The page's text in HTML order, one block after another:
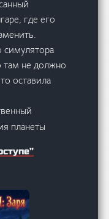
где его
симулятора
там не должно
оставила
планеты